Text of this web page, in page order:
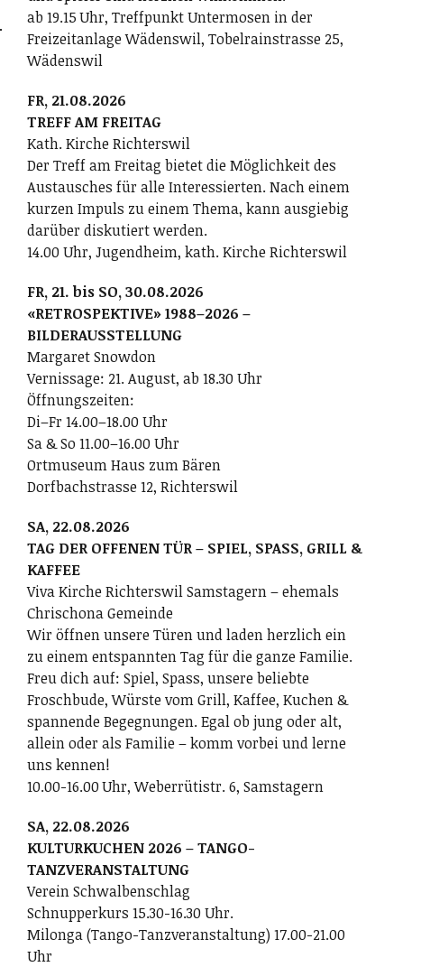
ab 19.15 Uhr, Treffpunkt Untermosen in der
Freizeitanlage Wädenswil, Tobelrainstrasse 25,
Wädenswil
FR, 21.08.2026
TREFF AM FREITAG
Kath. Kirche Richterswil
Der Treff am Freitag bietet die Möglichkeit des
Austausches für alle Interessierten. Nach einem
kurzen Impuls zu einem Thema, kann ausgiebig
darüber diskutiert werden.
14.00 Uhr, Jugendheim, kath. Kirche Richterswil
FR, 21. bis SO, 30.08.2026
«RETROSPEKTIVE» 1988–2026 –
BILDERAUSSTELLUNG
Margaret Snowdon
Vernissage: 21. August, ab 18.30 Uhr
Öffnungszeiten:
Di–Fr 14.00–18.00 Uhr
Sa & So 11.00–16.00 Uhr
Ortmuseum Haus zum Bären
Dorfbachstrasse 12, Richterswil
SA, 22.08.2026
TAG DER OFFENEN TÜR – SPIEL, SPASS, GRILL &
KAFFEE
Viva Kirche Richterswil Samstagern – ehemals
Chrischona Gemeinde
Wir öffnen unsere Türen und laden herzlich ein
zu einem entspannten Tag für die ganze Familie.
Freu dich auf: Spiel, Spass, unsere beliebte
Froschbude, Würste vom Grill, Kaffee, Kuchen &
spannende Begegnungen. Egal ob jung oder alt,
allein oder als Familie – komm vorbei und lerne
uns kennen!
10.00-16.00 Uhr, Weberrütistr. 6, Samstagern
SA, 22.08.2026
KULTURKUCHEN 2026 – TANGO-
TANZVERANSTALTUNG
Verein Schwalbenschlag
Schnupperkurs 15.30-16.30 Uhr.
Milonga (Tango-Tanzveranstaltung) 17.00-21.00
Uhr